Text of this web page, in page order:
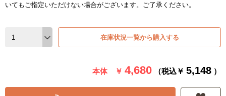
いてもご指定いただけない場合がございます。ご了承ください。
在庫状況一覧から購入する
本体 ￥ 4,680 （税込￥ 5,148 ）